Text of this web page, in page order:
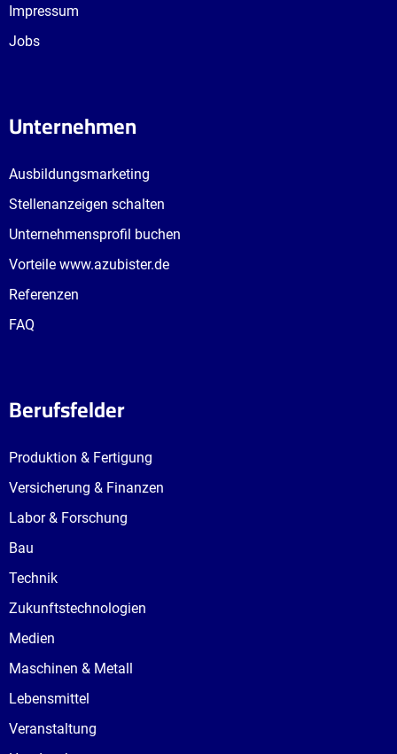
Impressum
Jobs
Unternehmen
Ausbildungsmarketing
Stellenanzeigen schalten
Unternehmensprofil buchen
Vorteile www.azubister.de
Referenzen
FAQ
Berufsfelder
Produktion & Fertigung
Versicherung & Finanzen
Labor & Forschung
Bau
Technik
Zukunftstechnologien
Medien
Maschinen & Metall
Lebensmittel
Veranstaltung